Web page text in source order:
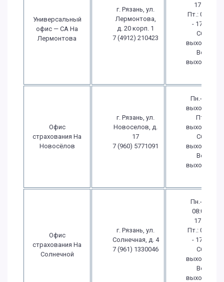
Универсальный
офис — СА На
Лермонтова
г. Рязань, ул.
Лермонтова,
д. 20 корп. 1
7 (4912) 210423
17:30
Пт.: 08:30
- 17:30
Сб.:
выходной
Вс.:
выходной
Офис
страхования На
Новосёлов
г. Рязань, ул.
Новоселов, д.
17
7 (960) 5771091
Пн.-Чт.:
выходной
Пт.:
выходной
Сб.:
выходной
Вс.:
выходной
Офис
страхования На
Солнечной
г. Рязань, ул.
Солнечная, д. 4
7 (961) 1330046
Пн.-Чт.:
08:00 -
17:00
Пт.: 08:00
- 17:00
Сб.:
выходной
Вс.:
выходной